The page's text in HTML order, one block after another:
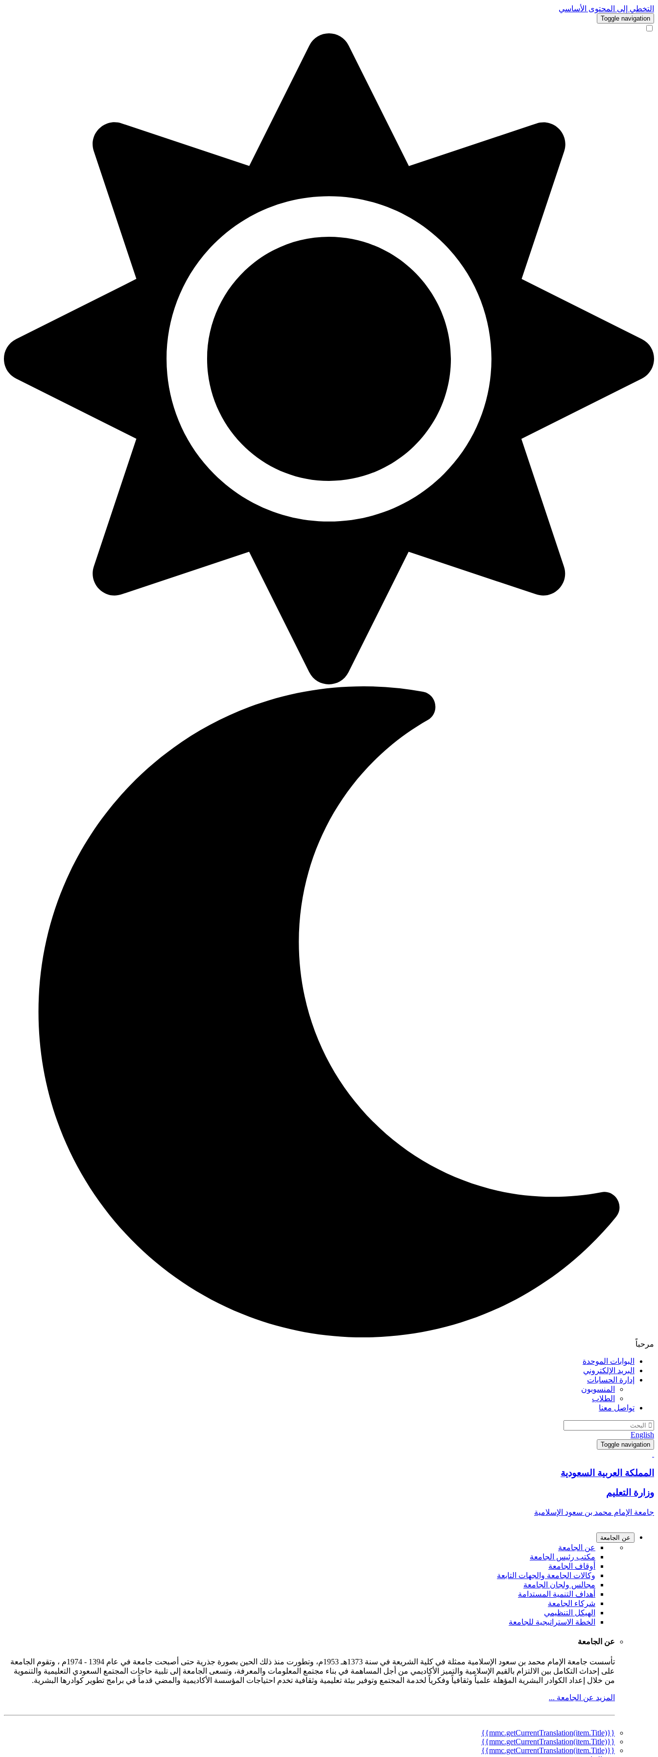
التخطي إلى المحتوى الأساسي
Toggle navigation
مرحباً
البوابات الموحدة
البريد الإلكتروني
إدارة الحسابات
المنسوبون
الطلاب
تواصل معنا
English
Toggle navigation
المملكة العربية السعودية
وزارة التعليم
جامعة الإمام محمد بن سعود الإسلامية
عن الجامعة
عن الجامعة
مكتب رئيس الجامعة
أوقاف الجامعة
وكالات الجامعة والجهات التابعة
مجالس ولجان الجامعة
أهداف التنمية المستدامة
شركاء الجامعة
الهيكل التنظيمي
الخطة الاستراتيجية للجامعة
عن الجامعة
تأسست جامعة الإمام محمد بن سعود الإسلامية ممثلة في كلية الشريعة في سنة 1373هـ 1953م، وتطورت منذ ذلك الحين بصورة جذرية حتى أصبحت جامعة في عام 1394 - 1974م ، وتقوم الجامعة
على إحداث التكامل بين الالتزام بالقيم الإسلامية والتميز الأكاديمي من أجل المساهمة في بناء مجتمع المعلومات والمعرفة، وتسعى الجامعة إلى تلبية حاجات المجتمع السعودي التعليمية والتنموية
من خلال إعداد الكوادر البشرية المؤهلة علمياً وثقافياً وفكرياً لخدمة المجتمع وتوفير بيئة تعليمية وثقافية تخدم احتياجات المؤسسة الأكاديمية والمضي قدماً في برامج تطوير كوادرها البشرية.
المزيد عن الجامعة ...
{{mmc.getCurrentTranslation(item.Title)}}
{{mmc.getCurrentTranslation(item.Title)}}
{{mmc.getCurrentTranslation(item.Title)}}